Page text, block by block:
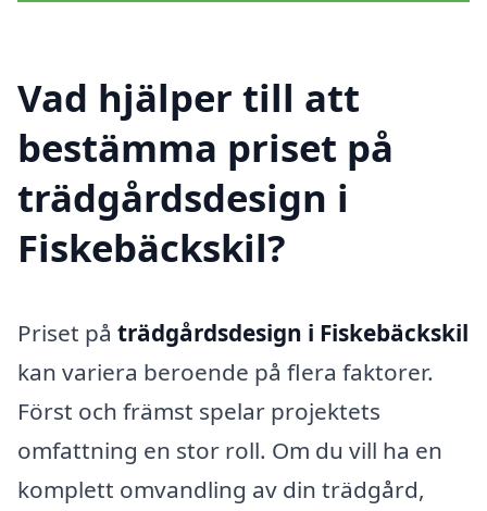
Vad hjälper till att
bestämma priset på
trädgårdsdesign i
Fiskebäckskil?
Priset på trädgårdsdesign i Fiskebäckskil
kan variera beroende på flera faktorer.
Först och främst spelar projektets
omfattning en stor roll. Om du vill ha en
komplett omvandling av din trädgård,